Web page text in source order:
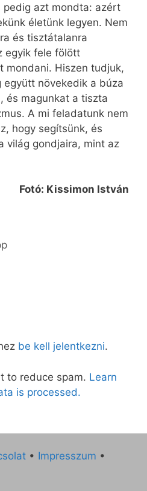
pedig azt mondta: azért
életünk legyen. Nem
és tisztátalanra
egyik fele fölött
mondani. Hiszen tudjuk,
növekedik a búza
és magunkat a tiszta
A mi feladatunk nem
hogy segítsünk, és
világ gondjaira, mint az
Fotó: Kissimon István
be kell jelentkezni.
to reduce spam. Learn
is processed.
• Impresszum •